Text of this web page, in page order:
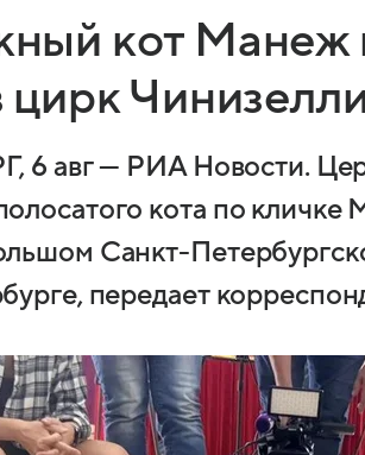
кот Манеж
цирк
6 авг — РИА Новости.
кота по
Санкт-
передает